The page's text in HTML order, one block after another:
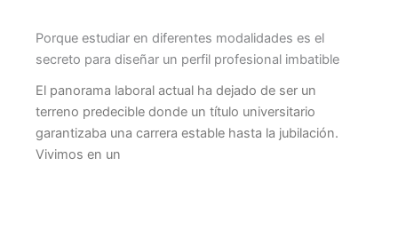
Porque estudiar en diferentes modalidades es el
secreto para diseñar un perfil profesional imbatible
El panorama laboral actual ha dejado de ser un
terreno predecible donde un título universitario
garantizaba una carrera estable hasta la jubilación.
Vivimos en un